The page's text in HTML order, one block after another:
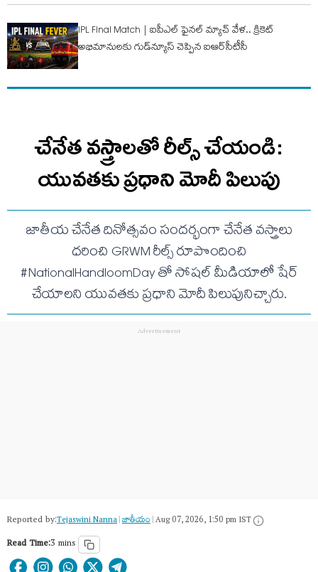
IPL Final Match | ఐపీఎల్ ఫైనల్ మ్యాచ్ వేళ.. క్రికెట్
అభిమానులకు గుడ్‌న్యూస్ చెప్పిన ఐఆర్‌సీటీసీ
చేనేత వస్త్రాలతో రీల్స్ చేయండి:
యువతకు ప్రధాని మోదీ పిలుపు
జాతీయ చేనేత దినోత్సవం సందర్భంగా చేనేత వస్త్రాలు
ధరించి GRWM రీల్స్ రూపొందించి
#NationalHandloomDay తో సోషల్ మీడియాలో షేర్
చేయాలని యువతకు ప్రధాని మోదీ పిలుపునిచ్చారు.
Reported by:Tejaswini Nanna|జాతీయం|Aug 07, 2026, 1:50 pm IST
Read Time:3 mins